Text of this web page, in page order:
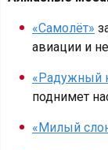
«Самолёт»
авиации и
«Радужный
поднимет
«Милый